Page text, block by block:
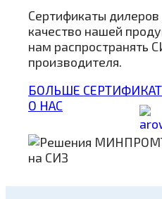
Сертификаты
качество нашей
нам распространять
производителя.
БОЛЬШЕ
О НАС